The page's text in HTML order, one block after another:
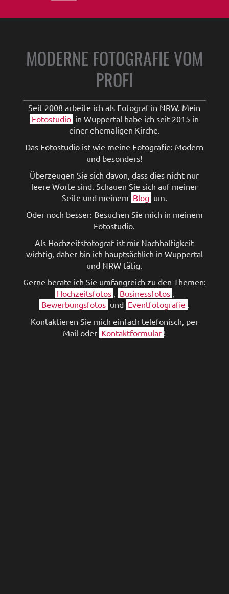
MODERNE FOTOGRAFIE VOM
PROFI
Seit 2008 arbeite ich als Fotograf in NRW. Mein
Fotostudio in Wuppertal habe ich seit 2015 in
einer ehemaligen Kirche.
Das Fotostudio ist wie meine Fotografie: Modern
und besonders!
Überzeugen Sie sich davon, dass dies nicht nur
leere Worte sind. Schauen Sie sich auf meiner
Seite und meinem Blog um.
Oder noch besser: Besuchen Sie mich in meinem
Fotostudio.
Als Hochzeitsfotograf ist mir Nachhaltigkeit
wichtig, daher bin ich hauptsächlich in Wuppertal
und NRW tätig.
Gerne berate ich Sie umfangreich zu den Themen:
Hochzeitsfotos , Businessfotos ,
Bewerbungsfotos und Eventfotografie .
Kontaktieren Sie mich einfach telefonisch, per
Mail oder Kontaktformular !